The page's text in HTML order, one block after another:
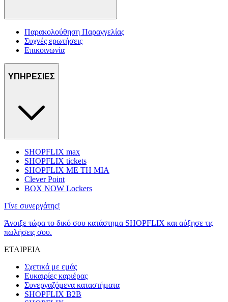
Παρακολούθηση Παραγγελίας
Συχνές ερωτήσεις
Επικοινωνία
ΥΠΗΡΕΣΙΕΣ
SHOPFLIX max
SHOPFLIX tickets
SHOPFLIX ΜΕ ΤΗ ΜΙΑ
Clever Point
BOX NOW Lockers
Γίνε συνεργάτης!
Άνοιξε τώρα το δικό σου κατάστημα SHOPFLIX και αύξησε τις
πωλήσεις σου.
ΕΤΑΙΡΕΙΑ
Σχετικά με εμάς
Ευκαιρίες καριέρας
Συνεργαζόμενα καταστήματα
SHOPFLIX B2B